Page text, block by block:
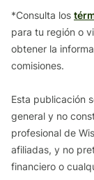
*Consulta los
para tu región o
obtener la
comisiones.
Esta publicación
general y no
profesional de
afiliadas, y no
financiero o